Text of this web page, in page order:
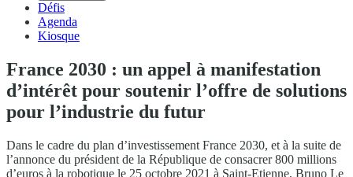
Défis
Agenda
Kiosque
France 2030 : un appel à manifestation
d’intérêt pour soutenir l’offre de solutions
pour l’industrie du futur
Dans le cadre du plan d’investissement France 2030, et à la suite de
l’annonce du président de la République de consacrer 800 millions
d’euros à la robotique le 25 octobre 2021 à Saint-Etienne, Bruno Le